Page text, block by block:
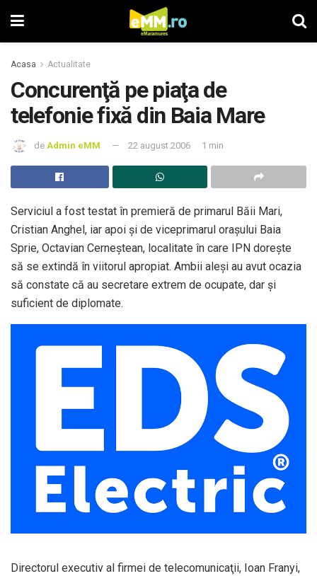
Acasa Actualitate
Concurenţă pe piaţa de
telefonie fixă din Baia Mare
de Admin eMM 22 august 2006 1 min
Serviciul a fost testat în premieră de primarul Băii Mari,
Cristian Anghel, iar apoi şi de viceprimarul oraşului Baia
Sprie, Octavian Cerneştean, localitate în care IPN doreşte
să se extindă în viitorul apropiat. Ambii aleşi au avut ocazia
să constate că au secretare extrem de ocupate, dar şi
suficient de diplomate.
Directorul executiv al firmei de telecomunicaţii, Ioan Franyi,